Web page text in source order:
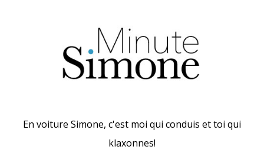
En voiture Simone, c'est moi qui conduis et toi qui
klaxonnes!